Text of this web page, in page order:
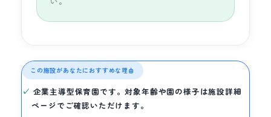
この施設があなたにおすすめな理由
企業主導型保育園です。対象年齢や園の様子は施設詳細
ページでご確認いただけます。